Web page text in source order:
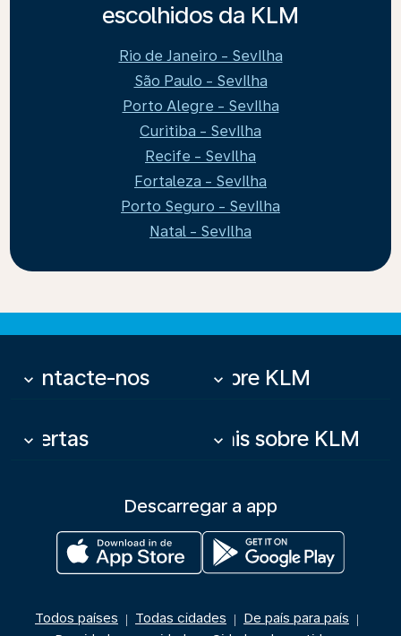
escolhidos da KLM
Rio de Janeiro - SevIlha
São Paulo - SevIlha
Porto Alegre - SevIlha
Curitiba - SevIlha
Recife - SevIlha
Fortaleza - SevIlha
Porto Seguro - SevIlha
Natal - SevIlha
Contacte-nos
keyboard_arrow_down Sobre KLM
keyboard_arrow_down
Ofertas
keyboard_arrow_down Mais sobre KLM
keyboard_arrow_down
Descarregar a app
Todos países | Todas cidades | De país para país |